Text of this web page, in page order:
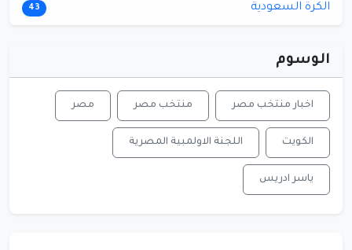
الكرة السعودية 43
الوسوم
اخبار منتخب مصر منتخب مصر مصر
الكويت اللجنة الاولمبية المصرية
ياسر ادريس